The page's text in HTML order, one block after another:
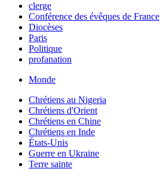
clerge
Conférence des évêques de France
Diocèses
Paris
Politique
profanation
Monde
Chrétiens au Nigeria
Chrétiens d'Orient
Chrétiens en Chine
Chrétiens en Inde
États-Unis
Guerre en Ukraine
Terre sainte